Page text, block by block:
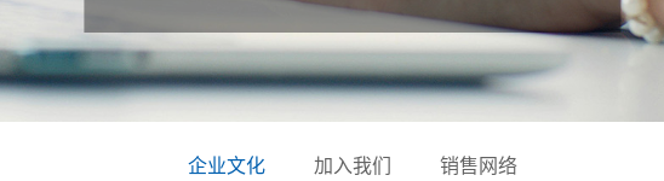
企业文化 加入我们 销售网络